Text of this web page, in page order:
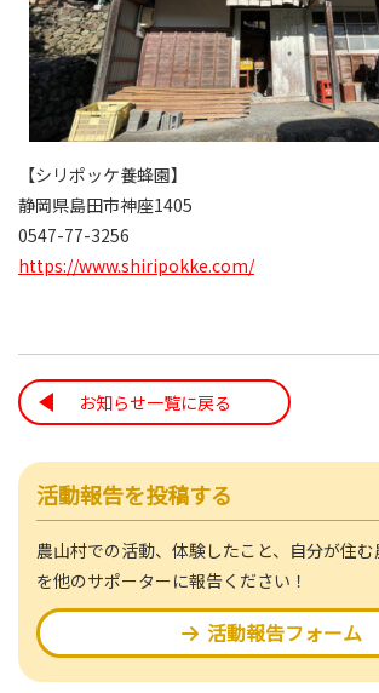
【シリポッケ養蜂園】
静岡県島田市神座1405
0547-77-3256
https://www.shiripokke.com/
お知らせ一覧に戻る
活動報告を投稿する
農山村での活動、体験したこと、自分が住む農山村での活動
を他のサポーターに報告ください！
活動報告フォーム